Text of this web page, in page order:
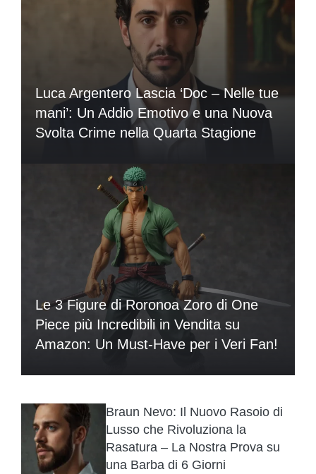
Luca Argentero Lascia ‘Doc – Nelle tue
mani’: Un Addio Emotivo e una Nuova
Svolta Crime nella Quarta Stagione
Le 3 Figure di Roronoa Zoro di One
Piece più Incredibili in Vendita su
Amazon: Un Must-Have per i Veri Fan!
Braun Nevo: Il Nuovo Rasoio di
Lusso che Rivoluziona la
Rasatura – La Nostra Prova su
una Barba di 6 Giorni